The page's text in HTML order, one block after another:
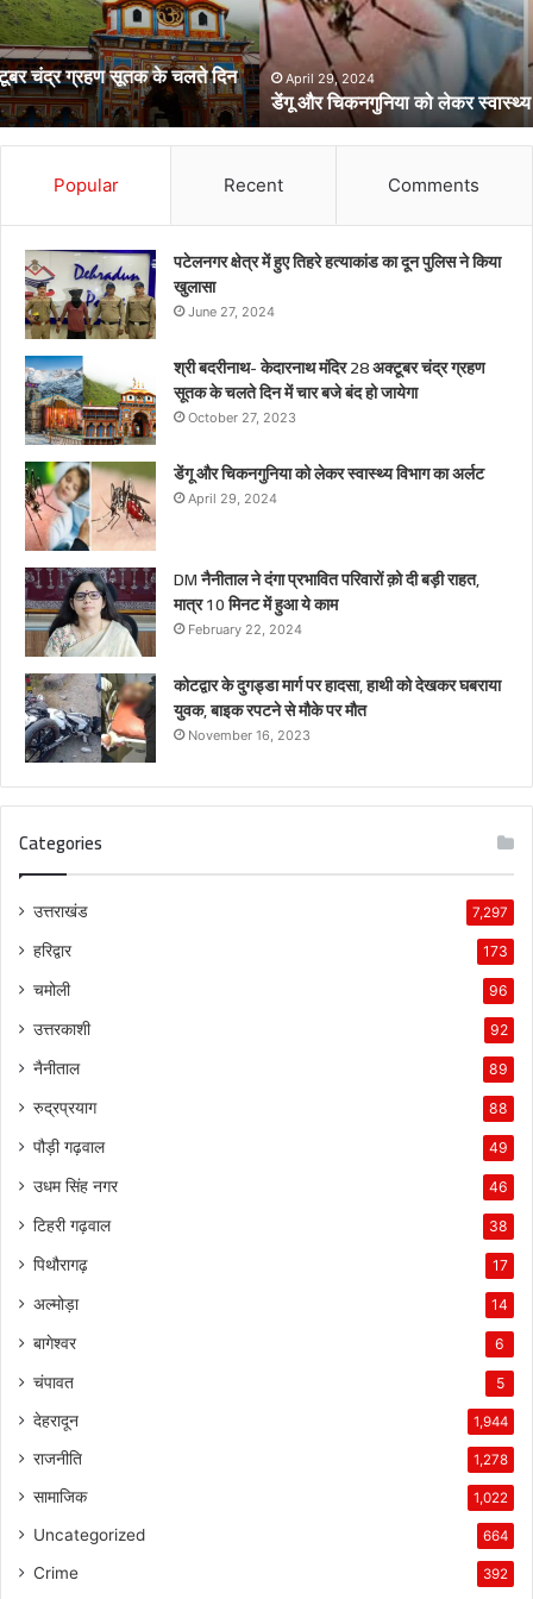
विभाग
का
अर्लटApril 29, 2024
डेंगू और चिकनगुनिया को लेकर स्वास्थ्य विभाग का अर्लट
Popular Recent Comments
पटेलनगर क्षेत्र में हुए तिहरे हत्याकांड का दून पुलिस ने किया
खुलासा
June 27, 2024
श्री बदरीनाथ- केदारनाथ मंदिर 28 अक्टूबर चंद्र ग्रहण
सूतक के चलते दिन में चार बजे बंद हो जायेगा
October 27, 2023
डेंगू और चिकनगुनिया को लेकर स्वास्थ्य विभाग का अर्लट
April 29, 2024
DM नैनीताल ने दंगा प्रभावित परिवारों क़ो दी बड़ी राहत,
मात्र 10 मिनट में हुआ ये काम
February 22, 2024
कोटद्वार के दुगड्डा मार्ग पर हादसा, हाथी को देखकर घबराया
युवक, बाइक रपटने से मौके पर मौत
November 16, 2023
Categories
उत्तराखंड 7,297
हरिद्वार 173
चमोली 96
उत्तरकाशी 92
नैनीताल 89
रुद्रप्रयाग 88
पौड़ी गढ़वाल 49
उधम सिंह नगर 46
टिहरी गढ़वाल 38
पिथौरागढ़ 17
अल्मोड़ा 14
बागेश्वर 6
चंपावत 5
देहरादून 1,944
राजनीति 1,278
सामाजिक 1,022
Uncategorized 664
Crime 392